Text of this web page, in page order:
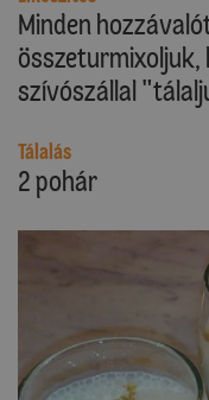
Minden
összeturmixoljuk,
szívószállal
Tálalás
2 pohár